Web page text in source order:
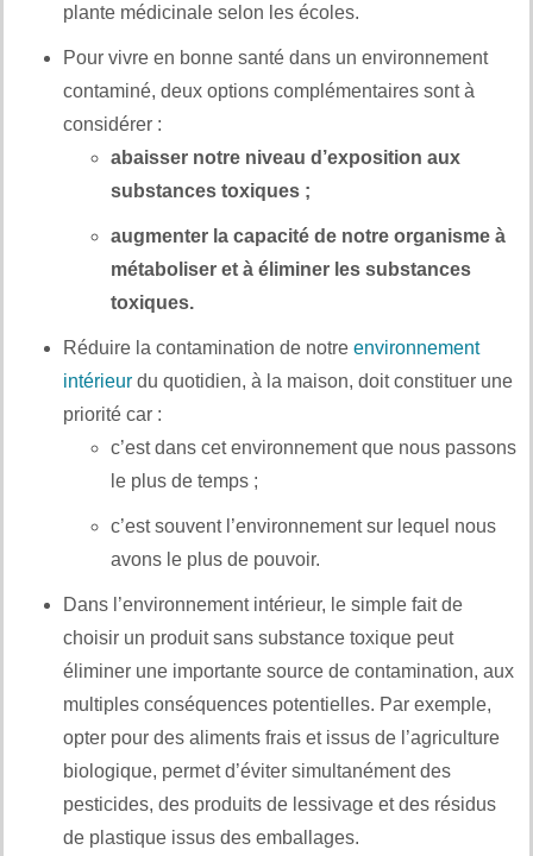
plante médicinale selon les écoles.
Pour vivre en bonne santé dans un environnement
contaminé, deux options complémentaires sont à
considérer :
abaisser notre niveau d’exposition aux
substances toxiques ;
augmenter la capacité de notre organisme à
métaboliser et à éliminer les substances
toxiques.
Réduire la contamination de notre environnement
intérieur du quotidien, à la maison, doit constituer une
priorité car :
c’est dans cet environnement que nous passons
le plus de temps ;
c’est souvent l’environnement sur lequel nous
avons le plus de pouvoir.
Dans l’environnement intérieur, le simple fait de
choisir un produit sans substance toxique peut
éliminer une importante source de contamination, aux
multiples conséquences potentielles. Par exemple,
opter pour des aliments frais et issus de l’agriculture
biologique, permet d’éviter simultanément des
pesticides, des produits de lessivage et des résidus
de plastique issus des emballages.